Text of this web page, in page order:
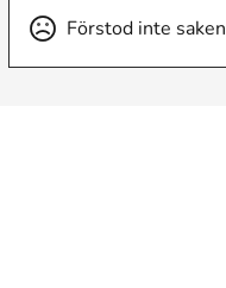
Förstod inte saken